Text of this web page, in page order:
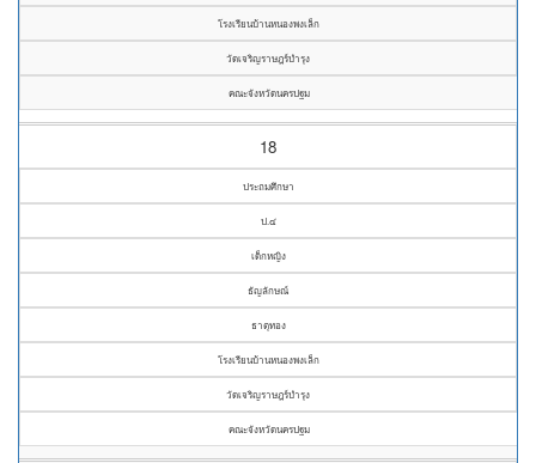
โรงเรียนบ้านหนองพงเล็ก
วัดเจริญราษฎร์บำรุง
คณะจังหวัดนครปฐม
18
ประถมศึกษา
ป.๔
เด็กหญิง
ธัญลักษณ์
ธาตุทอง
โรงเรียนบ้านหนองพงเล็ก
วัดเจริญราษฎร์บำรุง
คณะจังหวัดนครปฐม